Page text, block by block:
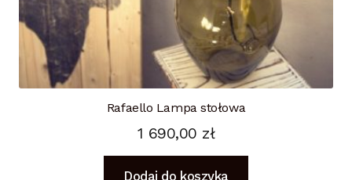
Rafaello Lampa stołowa
1 690,00 zł
Dodaj do koszyka